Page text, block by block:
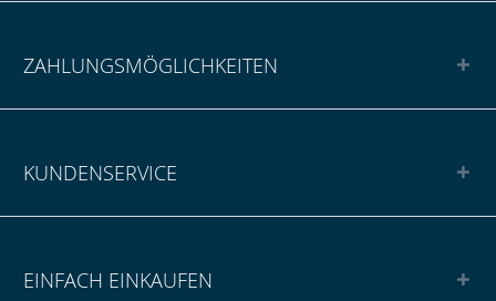
ZAHLUNGSMÖGLICHKEITEN
KUNDENSERVICE
EINFACH EINKAUFEN